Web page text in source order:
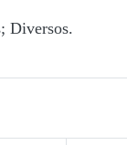
Diversos.